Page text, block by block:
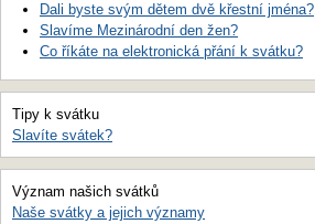
Dali byste svým dětem dvě křestní jména?
Slavíme Mezinárodní den žen?
Co říkáte na elektronická přání k svátku?
Tipy k svátku
Slavíte svátek?
Význam našich svátků
Naše svátky a jejich významy